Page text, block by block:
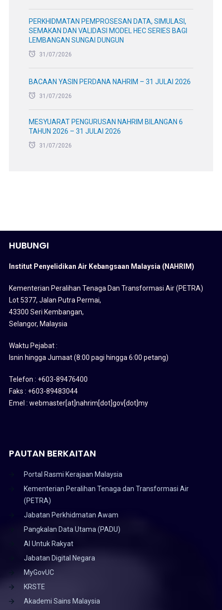
PERKHIDMATAN PEMPROSESAN DATA, SIMULASI,
SEMAKAN DAN VALIDASI MODEL HEC SERIES BAGI
LEMBANGAN SUNGAI DUNGUN
31/07/2026
BACAAN YASIN PERDANA NAHRIM – 31 JULAI 2026
31/07/2026
MESYUARAT PENGURUSAN NAHRIM BILANGAN 6
TAHUN 2026 – 31 JULAI 2026
31/07/2026
HUBUNGI
Institut Penyelidikan Air Kebangsaan Malaysia (NAHRIM)
Kementerian Peralihan Tenaga Dan Transformasi Air (PETRA)
Lot 5377, Jalan Putra Permai,
43300 Seri Kembangan,
Selangor, Malaysia
Waktu Pejabat :
Isnin hingga Jumaat (8:00 pagi hingga 6:00 petang)
Telefon : +603-89476400
Faks : +603-89483044
Emel : webmaster[at]nahrim[dot]gov[dot]my
PAUTAN BERKAITAN
Portal Rasmi Kerajaan Malaysia
Kementerian Peralihan Tenaga dan Transformasi Air
(PETRA)
Jabatan Perkhidmatan Awam
Pangkalan Data Utama (PADU)
AI Untuk Rakyat
Jabatan Digital Negara
MyGovUC
KRSTE
Akademi Sains Malaysia